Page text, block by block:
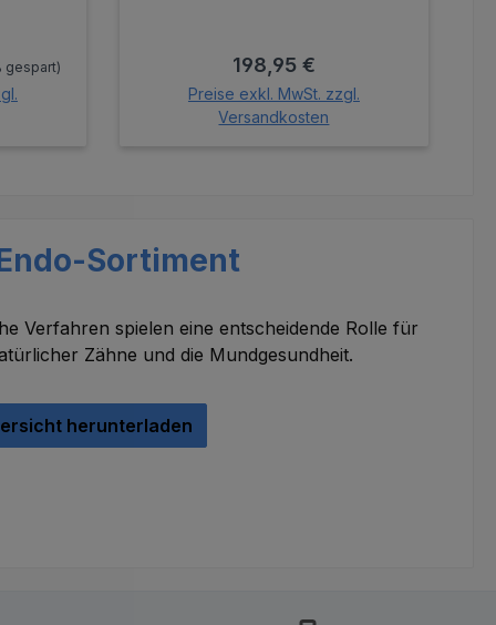
gespart) Regulärer Preis:
198,95 €
Preise exkl. MwSt. zzgl.
Versandkosten
Sortiment
Verfahren spielen eine entscheidende Rolle für
Zähne und die Mundgesundheit.
herunterladen